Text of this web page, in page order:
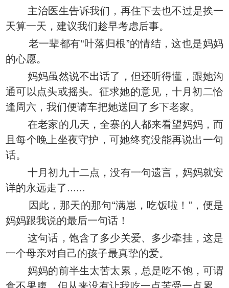
主治医生告诉我们，再住下去也不过是挨一
天算一天，建议我们趁早考虑后事。
老一辈都有“叶落归根”的情结，这也是妈妈
的心愿。
妈妈虽然说不出话了，但还听得懂，跟她沟
通可以点头或摇头。征求她的意见，十月初二恰
逢周六，我们便请车把她送回了乡下老家。
在老家的几天，全寨的人都来看望妈妈，而
且每个晚上坐夜守护，可她终究没能再说出一句
话。
十月初九十二点，没有一句遗言，妈妈就安
详的永远走了......
因此，那天的那句“满崽，吃饭啦！”，便是
妈妈跟我说的最后一句话！
这句话，饱含了多少关爱、多少牵挂，这是
一个母亲对自己的孩子最真挚的爱。
妈妈的前半生太苦太累，总是吃不饱，可谓